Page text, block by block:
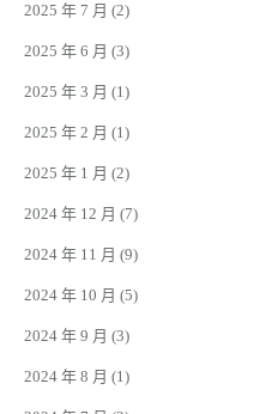
2025 年 7 月 (2)
2025 年 6 月 (3)
2025 年 3 月 (1)
2025 年 2 月 (1)
2025 年 1 月 (2)
2024 年 12 月 (7)
2024 年 11 月 (9)
2024 年 10 月 (5)
2024 年 9 月 (3)
2024 年 8 月 (1)